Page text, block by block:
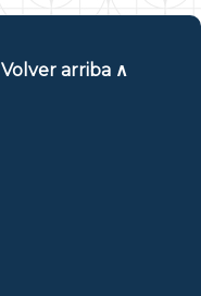
Volver arriba ∧